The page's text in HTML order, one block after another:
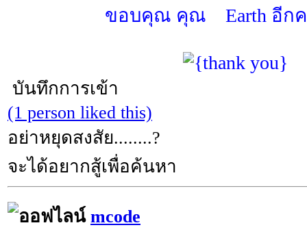
ขอบคุณ คุณ Earth อีกค
บันทึกการเข้า
(1 person liked this)
อย่าหยุดสงสัย........?
จะได้อยากสู้เพื่อค้นหา
mcode